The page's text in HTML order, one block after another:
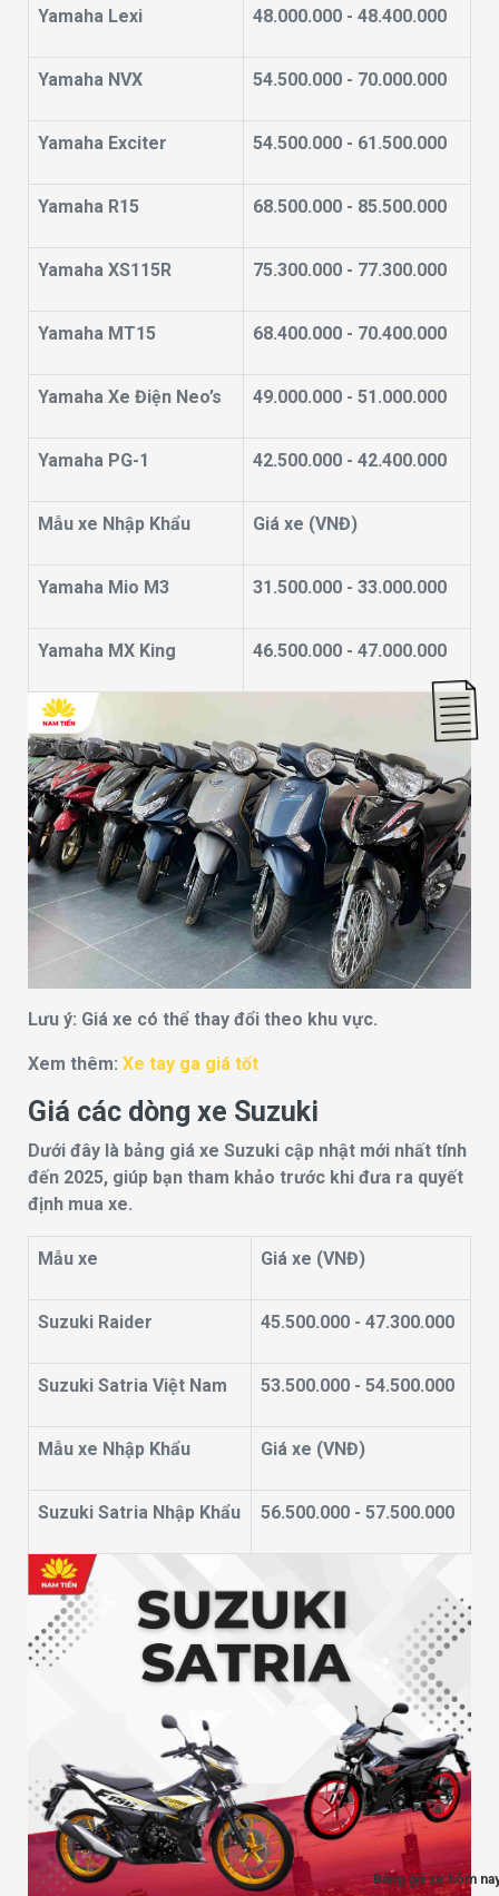
Yamaha Lexi 48.000.000 - 48.400.000
Yamaha NVX 54.500.000 - 70.000.000
Yamaha Exciter 54.500.000 - 61.500.000
Yamaha R15 68.500.000 - 85.500.000
Yamaha XS115R 75.300.000 - 77.300.000
Yamaha MT15 68.400.000 - 70.400.000
Yamaha Xe Điện Neo’s 49.000.000 - 51.000.000
Yamaha PG-1 42.500.000 - 42.400.000
Mẫu xe Nhập Khẩu Giá xe (VNĐ)
Yamaha Mio M3 31.500.000 - 33.000.000
Yamaha MX King 46.500.000 - 47.000.000
Lưu ý: Giá xe có thể thay đổi theo khu vực.
Xem thêm: Xe tay ga giá tốt
Giá các dòng xe Suzuki
Dưới đây là bảng giá xe Suzuki cập nhật mới nhất tính
đến 2025, giúp bạn tham khảo trước khi đưa ra quyết
định mua xe.
Mẫu xe Giá xe (VNĐ)
Suzuki Raider 45.500.000 - 47.300.000
Suzuki Satria Việt Nam 53.500.000 - 54.500.000
Mẫu xe Nhập Khẩu Giá xe (VNĐ)
Suzuki Satria Nhập Khẩu 56.500.000 - 57.500.000
Bảng giá xe hôm